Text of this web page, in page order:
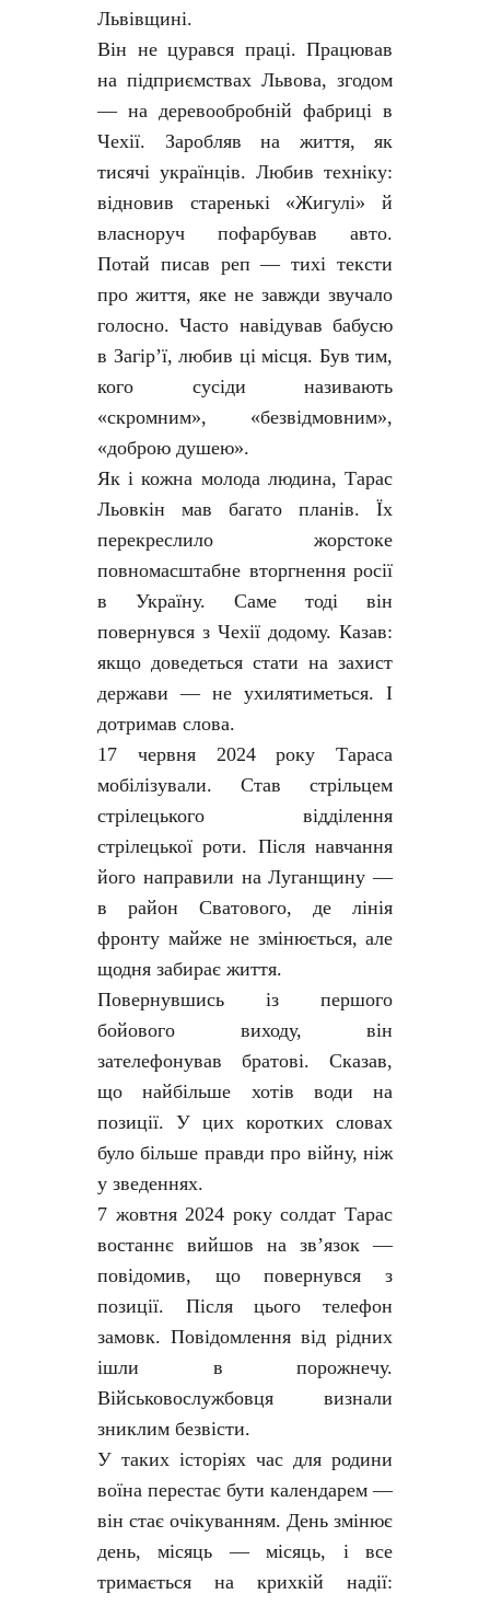
Львівщині.
Він не цурався праці. Працював
на підприємствах Львова, згодом
— на деревообробній фабриці в
Чехії. Заробляв на життя, як
тисячі українців. Любив техніку:
відновив старенькі «Жигулі» й
власноруч пофарбував авто.
Потай писав реп — тихі тексти
про життя, яке не завжди звучало
голосно. Часто навідував бабусю
в Загір’ї, любив ці місця. Був тим,
кого сусіди називають
«скромним», «безвідмовним»,
«доброю душею».
Як і кожна молода людина, Тарас
Льовкін мав багато планів. Їх
перекреслило жорстоке
повномасштабне вторгнення росії
в Україну. Саме тоді він
повернувся з Чехії додому. Казав:
якщо доведеться стати на захист
держави — не ухилятиметься. І
дотримав слова.
17 червня 2024 року Тараса
мобілізували. Став стрільцем
стрілецького відділення
стрілецької роти. Після навчання
його направили на Луганщину —
в район Сватового, де лінія
фронту майже не змінюється, але
щодня забирає життя.
Повернувшись із першого
бойового виходу, він
зателефонував братові. Сказав,
що найбільше хотів води на
позиції. У цих коротких словах
було більше правди про війну, ніж
у зведеннях.
7 жовтня 2024 року солдат Тарас
востаннє вийшов на зв’язок —
повідомив, що повернувся з
позиції. Після цього телефон
замовк. Повідомлення від рідних
ішли в порожнечу.
Військовослужбовця визнали
зниклим безвісти.
У таких історіях час для родини
воїна перестає бути календарем —
він стає очікуванням. День змінює
день, місяць — місяць, і все
тримається на крихкій надії: